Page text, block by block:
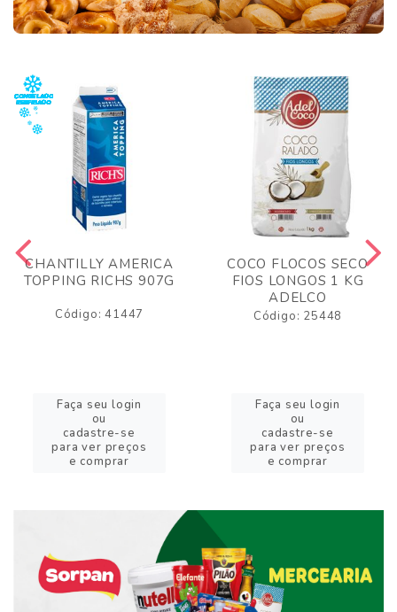
CHANTILLY AMERICA
TOPPING RICHS 907G
Código: 41447
Faça seu login
ou
cadastre-se
para ver preços
e comprar
COCO FLOCOS SECO
FIOS LONGOS 1 KG
ADELCO
Código: 25448
Faça seu login
ou
cadastre-se
para ver preços
e comprar